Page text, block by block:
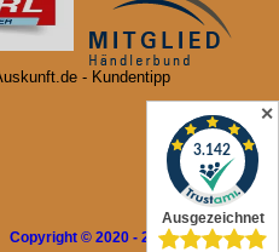
Copyright © 2020 - 2026 Rolladen
✕